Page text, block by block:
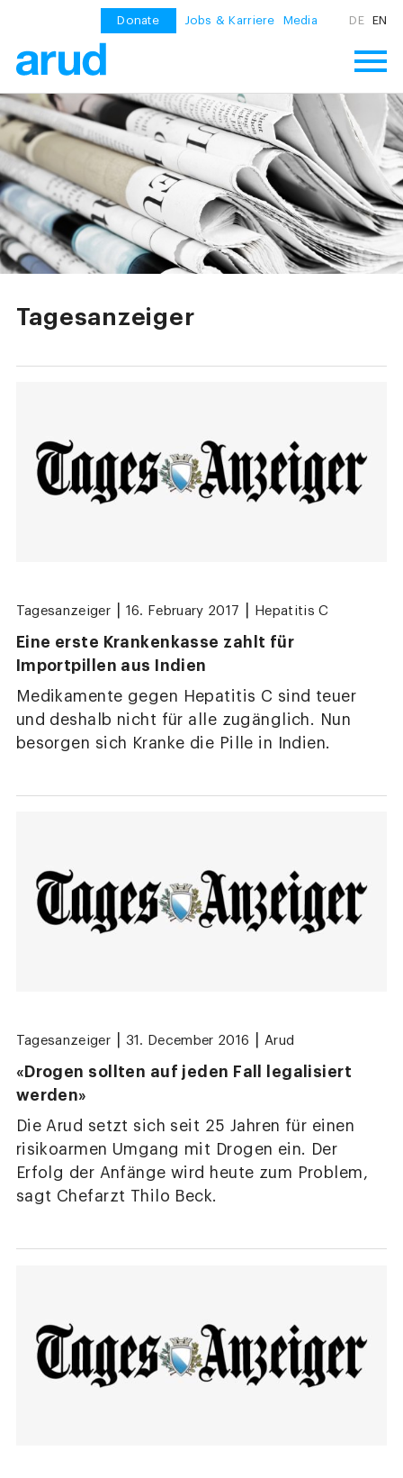
Donate Jobs & Karriere Media DE EN
Tagesanzeiger
Tagesanzeiger 16. February 2017 Hepatitis C
Eine erste Krankenkasse zahlt für
Importpillen aus Indien
Medikamente gegen Hepatitis C sind teuer
und deshalb nicht für alle zugänglich. Nun
besorgen sich Kranke die Pille in Indien.
Tagesanzeiger 31. December 2016 Arud
«Drogen sollten auf jeden Fall legalisiert
werden»
Die Arud setzt sich seit 25 Jahren für einen
risikoarmen Umgang mit Drogen ein. Der
Erfolg der Anfänge wird heute zum Problem,
sagt Chefarzt Thilo Beck.